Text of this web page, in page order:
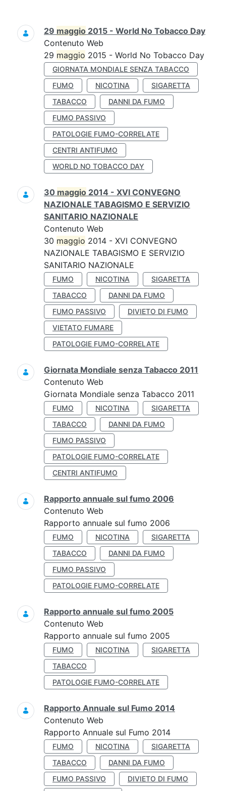
Ricerca
29 maggio 2015 - World No Tobacco Day
Contenuto Web
29 maggio 2015 - World No Tobacco Day
GIORNATA MONDIALE SENZA TABACCO
FUMO
NICOTINA
SIGARETTA
TABACCO
DANNI DA FUMO
FUMO PASSIVO
PATOLOGIE FUMO-CORRELATE
CENTRI ANTIFUMO
WORLD NO TOBACCO DAY
30 maggio 2014 - XVI CONVEGNO
NAZIONALE TABAGISMO E SERVIZIO
SANITARIO NAZIONALE
Contenuto Web
30 maggio 2014 - XVI CONVEGNO
NAZIONALE TABAGISMO E SERVIZIO
SANITARIO NAZIONALE
FUMO NICOTINA
SIGARETTA
TABACCO
DANNI DA FUMO
FUMO PASSIVO
DIVIETO DI FUMO
VIETATO FUMARE
PATOLOGIE FUMO-CORRELATE
Giornata Mondiale senza Tabacco 2011
Contenuto Web
Giornata Mondiale senza Tabacco 2011
FUMO NICOTINA
SIGARETTA
TABACCO
DANNI DA FUMO
FUMO PASSIVO
PATOLOGIE FUMO-CORRELATE
CENTRI ANTIFUMO
Rapporto annuale sul fumo 2006
Contenuto Web
Rapporto annuale sul fumo 2006
FUMO NICOTINA
SIGARETTA
TABACCO
DANNI DA FUMO
FUMO PASSIVO
PATOLOGIE FUMO-CORRELATE
Rapporto annuale sul fumo 2005
Contenuto Web
Rapporto annuale sul fumo 2005
FUMO NICOTINA
SIGARETTA
TABACCO
PATOLOGIE FUMO-CORRELATE
Rapporto Annuale sul Fumo 2014
Contenuto Web
Rapporto Annuale sul Fumo 2014
FUMO NICOTINA
SIGARETTA
TABACCO
DANNI DA FUMO
FUMO PASSIVO
DIVIETO DI FUMO